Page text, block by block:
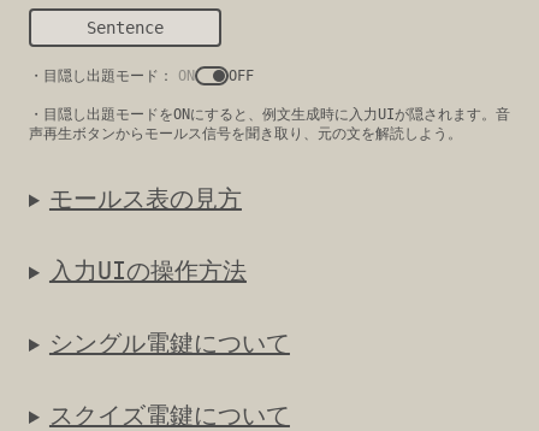
Sentence
・目隠し出題モード： ON OFF
・目隠し出題モードをONにすると、例文生成時に入力UIが隠されます。音
声再生ボタンからモールス信号を聞き取り、元の文を解読しよう。
モールス表の見方
入力UIの操作方法
シングル電鍵について
スクイズ電鍵について